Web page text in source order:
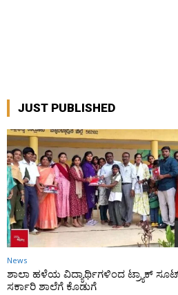
JUST PUBLISHED
News
ಶಾಲಾ ಹಳೆಯ ವಿದ್ಯಾರ್ಥಿಗಳಿಂದ ಟ್ರ್ಯಾಕ್‌
ಸರ್ಕಾರಿ ಶಾಲೆಗೆ ಕೊಡುಗೆ